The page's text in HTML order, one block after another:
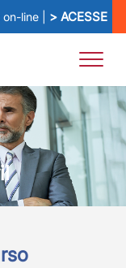
line | > ACESSE